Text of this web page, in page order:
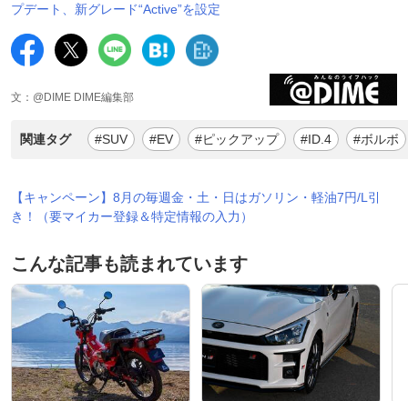
プデート、新グレード“Active”を設定
文：@DIME DIME編集部
関連タグ #SUV #EV #ピックアップ #ID.4 #ボルボ
【キャンペーン】8月の毎週金・土・日はガソリン・軽油7円/L引
き！（要マイカー登録＆特定情報の入力）
こんな記事も読まれています